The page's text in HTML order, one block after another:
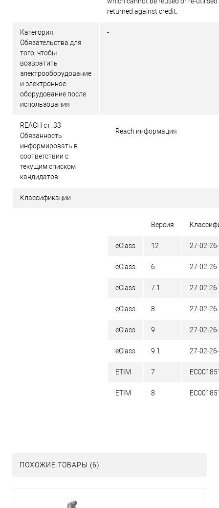
returned against credit.
Категория
Обязательства для
того, чтобы
возвратить
электрооборудование
и электронное
оборудование после
использования
-
REACH ст. 33
Обязанность
информировать в
соответствии с
текущим списком
кандидатов
Reach информация
Классификации
Версия
eClass 12 27-02-
eClass 6 27-02-
eClass 7.1 27-02-
eClass 8 27-02-
eClass 9 27-02-
eClass 9.1 27-02-
ETIM 7
ETIM 8
ПОХОЖИЕ ТОВАРЫ (6)